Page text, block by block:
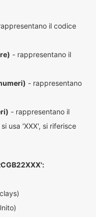
il codice
- rappresentano il
- rappresentano
- rappresentano il
usa 'XXX', si riferisce